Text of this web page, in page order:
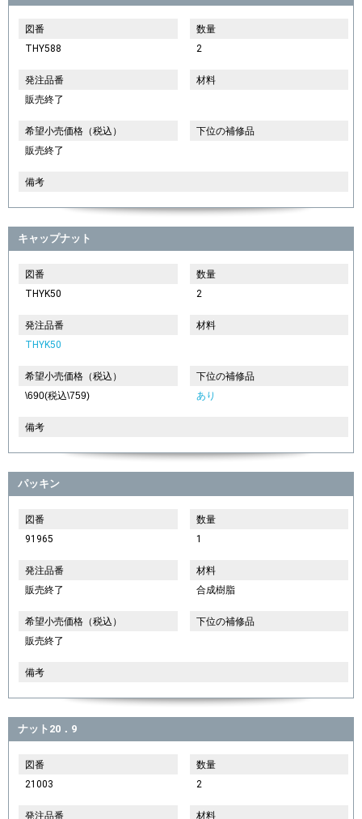
図番
THY588
数量
2
発注品番
販売終了
材料
希望小売価格（税込）
販売終了
下位の補修品
備考
キャップナット
図番
THYK50
数量
2
発注品番
THYK50
材料
希望小売価格（税込）
\690(税込\759)
下位の補修品
あり
備考
パッキン
図番
91965
数量
1
発注品番
販売終了
材料
合成樹脂
希望小売価格（税込）
販売終了
下位の補修品
備考
ナット20．9
図番
21003
数量
2
発注品番 材料